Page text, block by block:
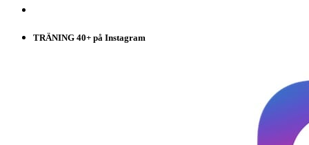
TRÄNING 40+ på Instagram